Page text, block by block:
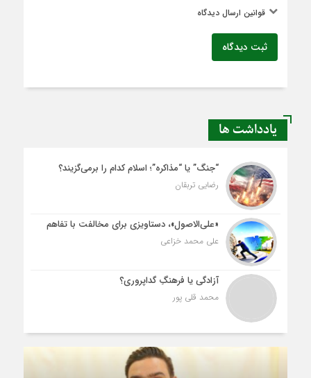
قوانین ارسال دیدگاه
ثبت دیدگاه
یادداشت ها
“جنگ” یا “مذاکره”؛ اسلام کدام را برمی‌گزیند؟
رضایی تربقان
«علی‌الاصول»، دستاویزی برای مخالفت با تفاهم
علی محمد خزاعی
آزادگی یا فرهنگِ گداپروری؟
محمد قلی پور